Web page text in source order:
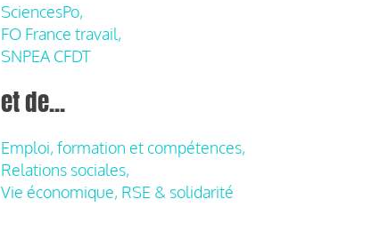
SciencesPo,
FO France travail,
SNPEA CFDT
et de...
Emploi, formation et compétences,
Relations sociales,
Vie économique, RSE & solidarité